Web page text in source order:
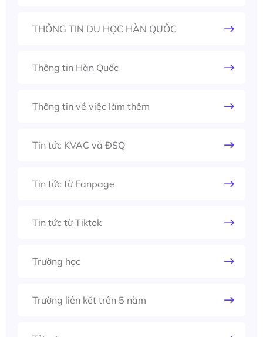
THÔNG TIN DU HỌC HÀN QUỐC
Thông tin Hàn Quốc
Thông tin về việc làm thêm
Tin tức KVAC và ĐSQ
Tin tức từ Fanpage
Tin tức từ Tiktok
Trường học
Trường liên kết trên 5 năm